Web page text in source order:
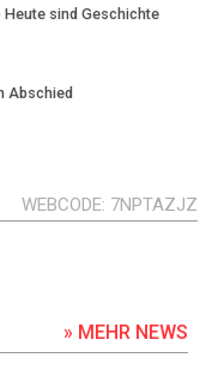
Heute sind Geschichte
Abschied
WEBCODE 7NPTAZJZ
» MEHR NEWS